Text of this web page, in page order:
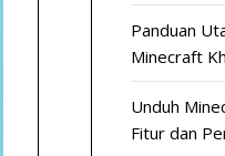
Panduan
Minecraft
Unduh
Fitur dan